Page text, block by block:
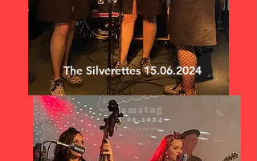
The Silverettes15.06.2024